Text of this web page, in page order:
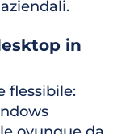
in
La soluzione più innovativa e flessibile: